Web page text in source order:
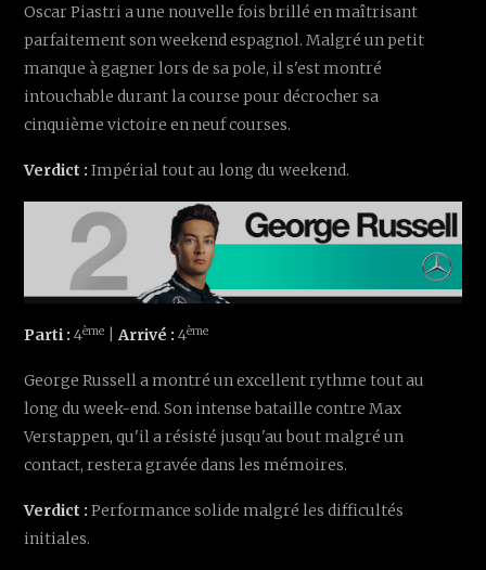
Oscar Piastri a une nouvelle fois brillé en maîtrisant
parfaitement son weekend espagnol. Malgré un petit
manque à gagner lors de sa pole, il s'est montré
intouchable durant la course pour décrocher sa
cinquième victoire en neuf courses.
Verdict : Impérial tout au long du weekend.
Parti : 4ème |Arrivé : 4ème
George Russell a montré un excellent rythme tout au
long du week-end. Son intense bataille contre Max
Verstappen, qu'il a résisté jusqu'au bout malgré un
contact, restera gravée dans les mémoires.
Verdict : Performance solide malgré les difficultés
initiales.